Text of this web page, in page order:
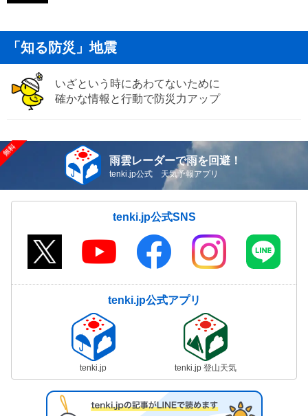
「知る防災」地震
いざという時にあわてないために
確かな情報と行動で防災力アップ
雨雲レーダーで雨を回避！
tenki.jp公式 天気予報アプリ
tenki.jp公式SNS
tenki.jp公式アプリ
tenki.jp tenki.jp 登山天気